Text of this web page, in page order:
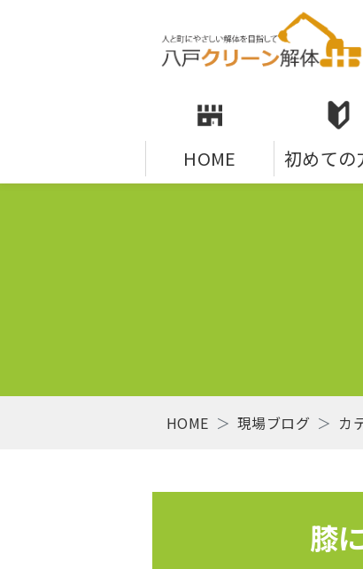
HOME 初めての
HOME 現場ブログ カ
膝